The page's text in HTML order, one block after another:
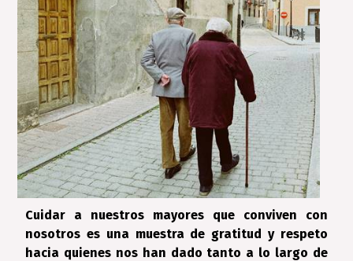
Cuidar a nuestros mayores que conviven con
nosotros es una muestra de gratitud y respeto
hacia quienes nos han dado tanto a lo largo de